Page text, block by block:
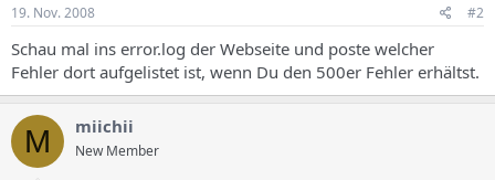
19. Nov. 2008 #2
Schau mal ins error.log der Webseite und poste welcher
Fehler dort aufgelistet ist, wenn Du den 500er Fehler erhältst.
M miichii
New Member